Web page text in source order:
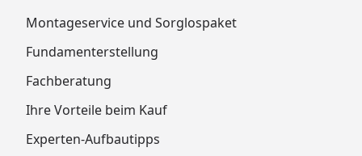
Montageservice und Sorglospaket
Fundamenterstellung
Fachberatung
Ihre Vorteile beim Kauf
Experten-Aufbautipps